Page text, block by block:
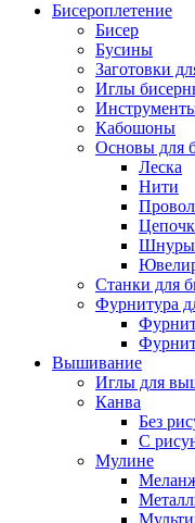
Бисероплетение
Бисер
Бусины
Заготовки
Иглы
Кабошоны
Основы для
Леска
Нити
Шнуры
Станки для
Фурнитура
Вышивание
Иглы для
Канва
Без
С
Мулине